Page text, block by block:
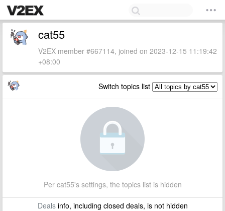
cat55
V2EX member #667114, joined on 2023-12-15 11:19:42
+08:00
Switch topics list
Per cat55's settings, the topics list is hidden
Dealsinfo, including closed deals, is not hidden